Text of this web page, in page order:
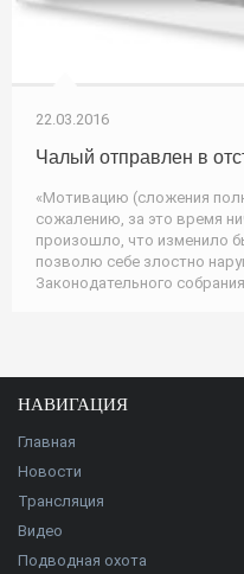
22.03.2016
Чалый отправлен в
«Мотивацию (сложения
сожалению, за это время
произошло, что изменило
позволю себе злостно
Законодательного
НАВИГАЦИЯ
Главная
Новости
Трансляция
Видео
Подводная охота